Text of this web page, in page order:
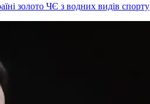
золото ЧЄ з водних видів спорту